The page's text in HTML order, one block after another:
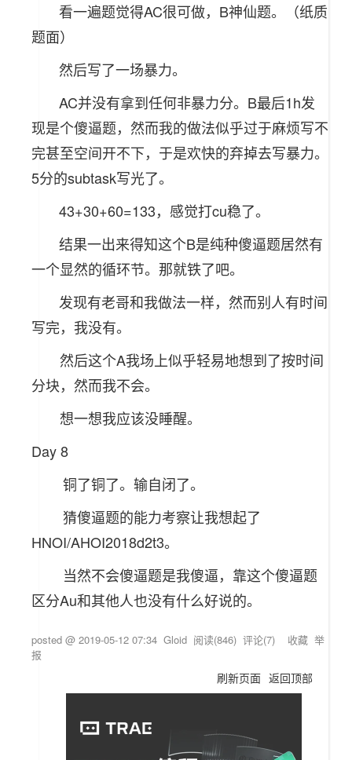
看一遍题觉得AC很可做，B神仙题。（纸质
题面）
然后写了一场暴力。
AC并没有拿到任何非暴力分。B最后1h发
现是个傻逼题，然而我的做法似乎过于麻烦写不
完甚至空间开不下，于是欢快的弃掉去写暴力。
5分的subtask写光了。
43+30+60=133，感觉打cu稳了。
结果一出来得知这个B是纯种傻逼题居然有
一个显然的循环节。那就铁了吧。
发现有老哥和我做法一样，然而别人有时间
写完，我没有。
然后这个A我场上似乎轻易地想到了按时间
分块，然而我不会。
想一想我应该没睡醒。
Day 8
铜了铜了。输自闭了。
猜傻逼题的能力考察让我想起了
HNOI/AHOI2018d2t3。
当然不会傻逼题是我傻逼，靠这个傻逼题
区分Au和其他人也没有什么好说的。
posted @ 2019-05-12 07:34 Gloid 阅读(846) 评论(7) 收藏 举
报
刷新页面 返回顶部